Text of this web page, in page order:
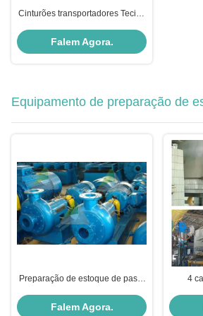
Cinturões transportadores Tecido
para tecidos não tecidos
Falem Agora.
Equipamento de preparação de
Preparação de estoque de pasta
para resíduos de pasta de papel
Falem Agora.
4